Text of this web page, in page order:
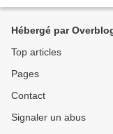
Hébergé par
Top articles
Pages
Contact
Signaler un abus